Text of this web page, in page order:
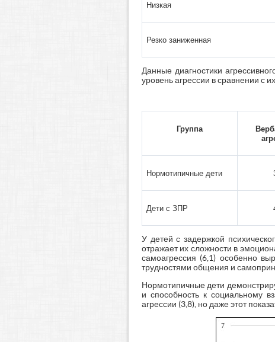
Низкая
Резко заниженная
Данные диагностики
уровень агрессии в сравнении с
Группа
Нормотипичные дети
Дети с ЗПР
У детей с задержкой
отражает их сложности в
самоагрессия (6,1) особенно
трудностями общения и
Нормотипичные дети
и способность к социальному
агрессии (3,8), но даже этот